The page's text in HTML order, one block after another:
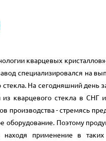
кварцевых
специализировался на
стекла. На сегодняшний
кварцевого стекла в СНГ
производства - стремясь
оборудование. Поэтому
находя применение в